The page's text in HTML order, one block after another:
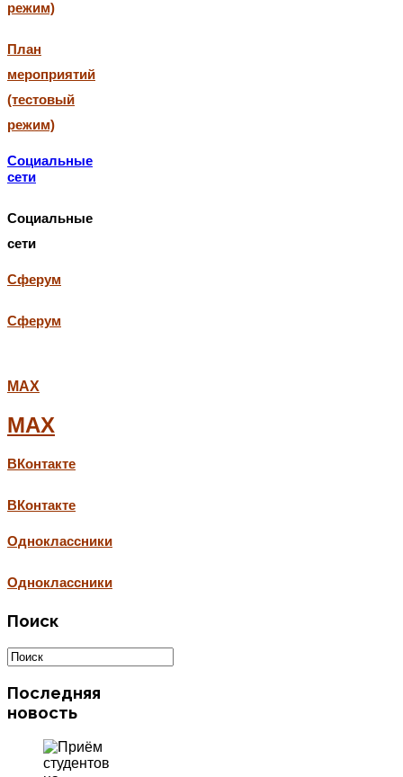
режим)
План
мероприятий
(тестовый
режим)
Социальные
сети
Социальные
сети
Сферум
Сферум
МАХ
МАХ
ВКонтакте
ВКонтакте
Одноклассники
Одноклассники
Поиск
Последняя
новость